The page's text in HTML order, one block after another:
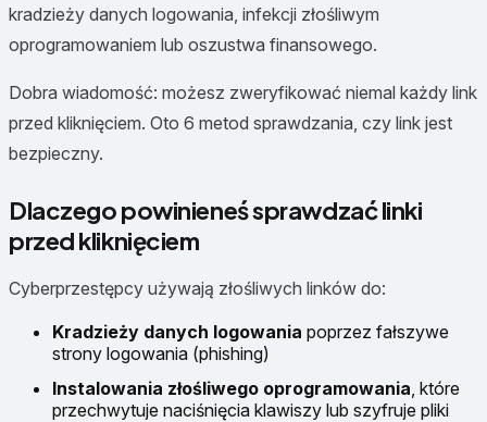
kradzieży danych logowania, infekcji złośliwym
oprogramowaniem lub oszustwa finansowego.
Dobra wiadomość: możesz zweryfikować niemal każdy link
przed kliknięciem. Oto 6 metod sprawdzania, czy link jest
bezpieczny.
Dlaczego powinieneś sprawdzać linki
przed kliknięciem
Cyberprzestępcy używają złośliwych linków do:
Kradzieży danych logowania poprzez fałszywe
strony logowania (phishing)
Instalowania złośliwego oprogramowania, które
przechwytuje naciśnięcia klawiszy lub szyfruje pliki